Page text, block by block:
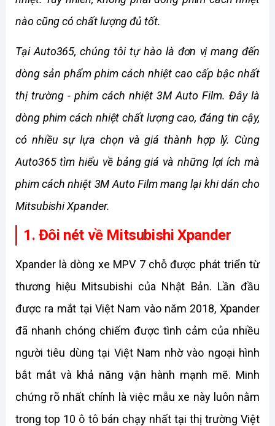
nào cũng có chất lượng đủ tốt.
Tại Auto365, chúng tôi tự hào là đơn vị mang đến
dòng sản phẩm phim cách nhiệt cao cấp bậc nhất
thị trường - phim cách nhiệt 3M Auto Film. Đây là
dòng phim cách nhiệt chất lượng cao, đáng tin cậy,
có nhiều sự lựa chọn và giá thành hợp lý. Cùng
Auto365 tìm hiểu về bảng giá và những lợi ích mà
phim cách nhiệt 3M Auto Film mang lại khi dán cho
Mitsubishi Xpander.
1. Đôi nét về Mitsubishi Xpander
Xpander là dòng xe MPV 7 chỗ được phát triển từ
thương hiệu Mitsubishi của Nhật Bản. Lần đầu
được ra mắt tại Việt Nam vào năm 2018, Xpander
đã nhanh chóng chiếm được tình cảm của nhiều
người tiêu dùng tại Việt Nam nhờ vào ngoại hình
bắt mắt và khả năng vận hành mạnh mẽ. Minh
chứng rõ nhất chính là việc mẫu xe này luôn nằm
trong top 10 ô tô bán chạy nhất tại thị trường Việt